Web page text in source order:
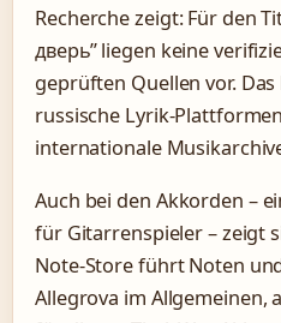
Recherche zeigt: Für den
дверь” liegen keine
geprüften Quellen vor.
russische Lyrik-
internationale
Auch bei den Akkorden –
für Gitarrenspieler – zeigt
Note-Store führt Noten
Allegrova im Allgemeinen,